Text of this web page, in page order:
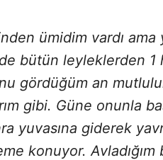
ümidim vardı
bütün leyleklerden
gördüğüm an
gibi. Güne onunla
yuvasına giderek
konuyor. Avladığım